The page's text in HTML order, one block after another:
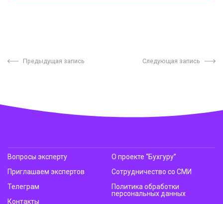
Предыдущая запись Следующая запись
Вопросы эксперту
Приглашаем экспертов
Телеграм
Контакты
О проекте “Бухгуру”
Сотрудничество со СМИ
Политика обработки
персональных данных